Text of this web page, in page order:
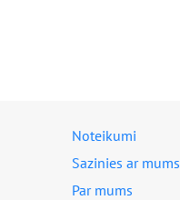
Noteikumi
Sazinies ar mums
Par mums